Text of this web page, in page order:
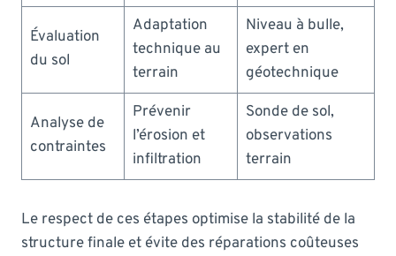
Évaluation
du sol
Adaptation
technique au
terrain
Niveau à bulle,
expert en
géotechnique
Analyse de
contraintes
Prévenir
l’érosion et
infiltration
Sonde de sol,
observations
terrain
Le respect de ces étapes optimise la stabilité de la
structure finale et évite des réparations coûteuses